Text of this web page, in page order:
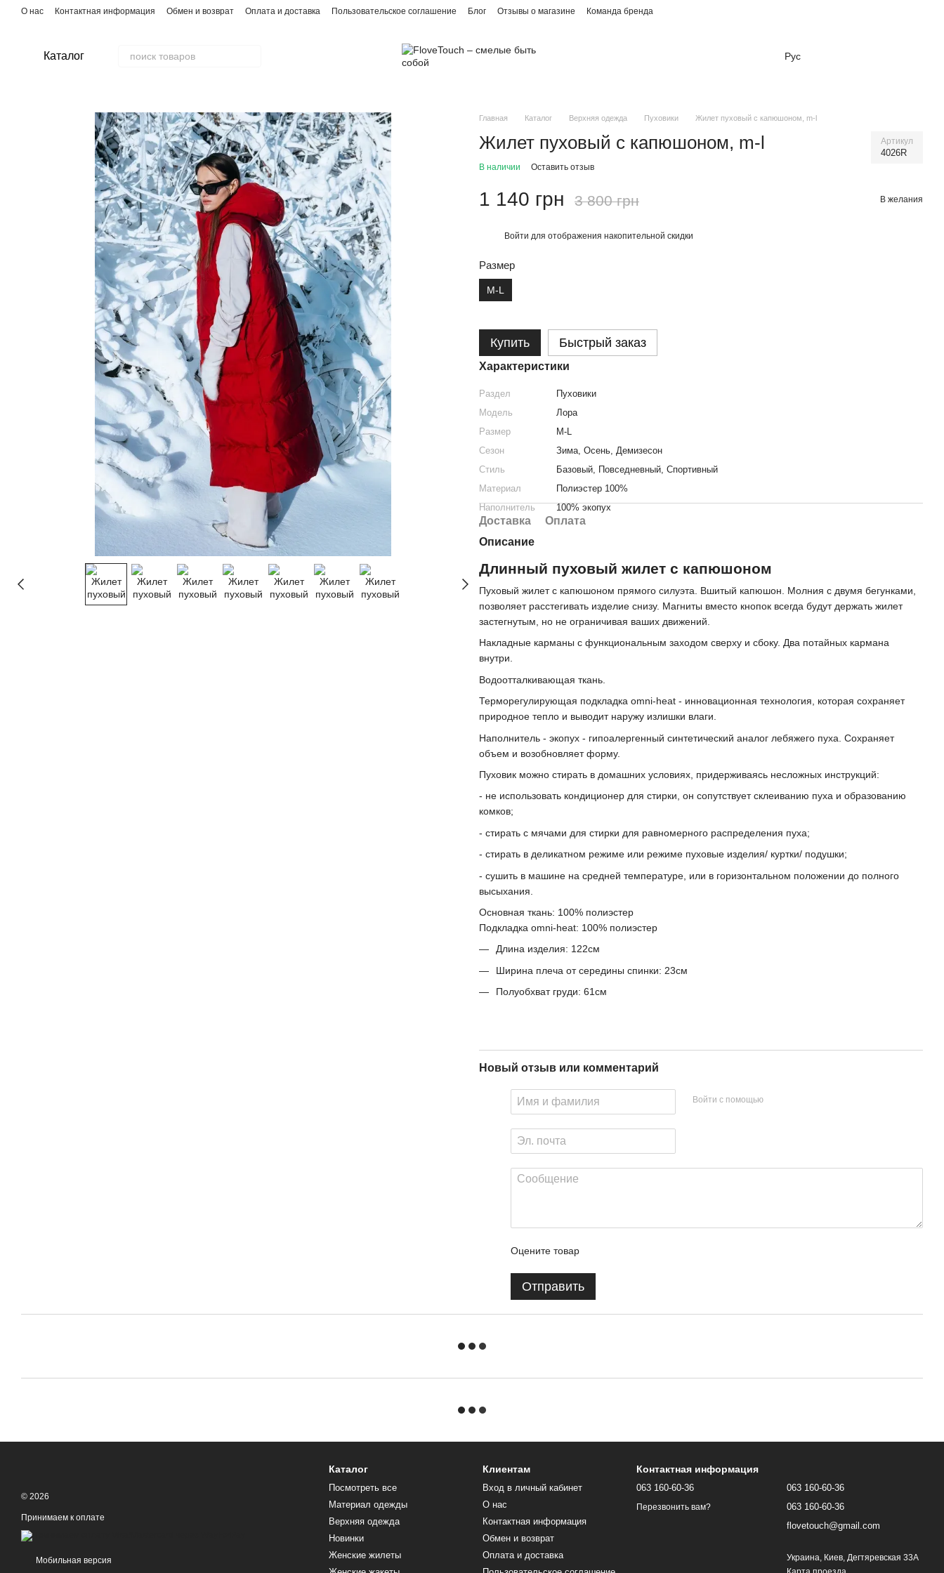
Перейти к основному контенту
О нас Контактная информация Обмен и возврат Оплата и доставка Пользовательское соглашение Блог Отзывы о магазине Команда бренда
Каталог Рус
Главная Каталог Верхняя одежда Пуховики Жилет пуховый с капюшоном, m-l
Жилет пуховый с капюшоном, m-l Артикул
4026R
В наличии Оставить отзыв
1 140 грн 3 800 грн В желания
Войти для отображения накопительной скидки
Размер
M-L
Купить Быстрый заказ
Характеристики
Раздел
Пуховики
Модель
Лора
Размер
M-L
Сезон
Зима, Осень, Демизесон
Стиль
Базовый, Повседневный, Спортивный
Материал
Полиэстер 100%
Наполнитель
100% экопух
Доставка
Оплата
Описание
Длинный пуховый жилет с капюшоном
Пуховый жилет с капюшоном прямого силуэта. Вшитый капюшон. Молния с двумя бегунками,
позволяет расстегивать изделие снизу. Магниты вместо кнопок всегда будут держать жилет
застегнутым, но не ограничивая ваших движений.
Накладные карманы с функциональным заходом сверху и сбоку. Два потайных кармана
внутри.
Водоотталкивающая ткань.
Терморегулирующая подкладка omni-heat - инновационная технология, которая сохраняет
природное тепло и выводит наружу излишки влаги.
Наполнитель - экопух - гипоалергенный синтетический аналог лебяжего пуха. Сохраняет
объем и возобновляет форму.
Пуховик можно стирать в домашних условиях, придерживаясь несложных инструкций:
- не использовать кондиционер для стирки, он сопутствует склеиванию пуха и образованию
комков;
- стирать с мячами для стирки для равномерного распределения пуха;
- стирать в деликатном режиме или режиме пуховые изделия/ куртки/ подушки;
- сушить в машине на средней температуре, или в горизонтальном положении до полного
высыхания.
Основная ткань: 100% полиэстер
Подкладка omni-heat: 100% полиэстер
Длина изделия: 122см
Ширина плеча от середины спинки: 23см
Полуобхват груди: 61см
Новый отзыв или комментарий
Войти с помощью
Оцените товар
Отправить
© 2026
Принимаем к оплате
Мобильная версия
Каталог
Посмотреть все
Материал одежды
Верхняя одежда
Новинки
Женские жилеты
Клиентам
Вход в личный кабинет
О нас
Контактная информация
Обмен и возврат
Оплата и доставка
Контактная информация
063 160-60-36
Перезвонить вам?
063 160-60-36
063 160-60-36
flovetouch@gmail.com
Украина, Киев, Дегтяревская 33А